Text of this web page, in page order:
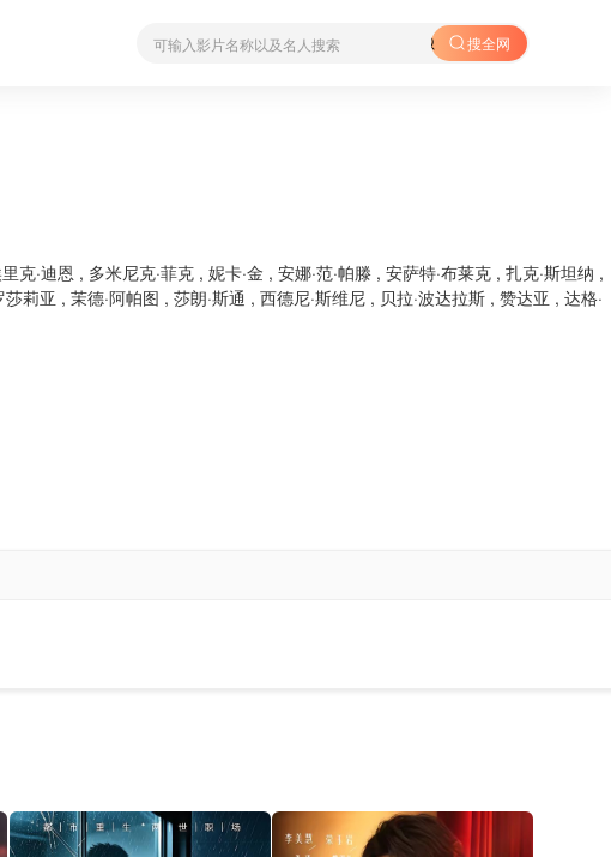
搜全网
克·迪恩 , 多米尼克·菲克 , 妮卡·金 , 安娜·范·帕滕 , 安萨特·布莱克 , 扎克·斯坦纳 ,
莎莉亚 , 茉德·阿帕图 , 莎朗·斯通 , 西德尼·斯维尼 , 贝拉·波达拉斯 , 赞达亚 , 达格·